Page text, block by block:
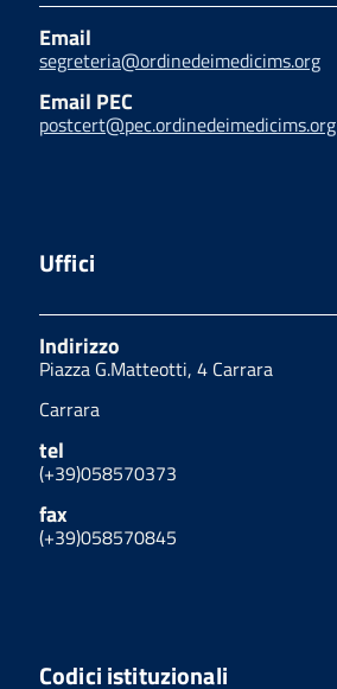
Email
segreteria@ordinedeimedicims.org
Email PEC
postcert@pec.ordinedeimedicims.org
Uffici
Indirizzo
Piazza G.Matteotti, 4 Carrara
Carrara
tel
(+39)058570373
fax
(+39)058570845
Codici istituzionali